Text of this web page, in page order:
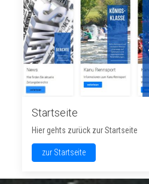
Kanu-Rennsport
Informationen zum Kanu-Rennsport
weiterlesen